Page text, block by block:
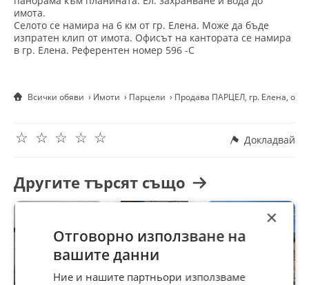
имота.
Селото се намира на 6 км от гр. Елена. Може да бъде
изпратен клип от имота. Офисът на кантората се намира
в гр. Елена. Референтен номер 596 -С
Всички обяви Имоти Парцели Продава ПАРЦЕЛ, гр. Елена,
☆
☆
☆
☆
☆ Докладвай
Другите търсят също
×
Отговорно използване на
вашите данни
Ние и нашите партньори използваме